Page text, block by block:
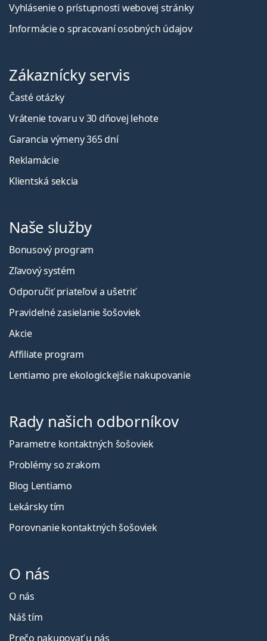
Vyhlásenie o prístupnosti webovej stránky
Informácie o spracovaní osobných údajov
Zákaznícky servis
Časté otázky
Vrátenie tovaru v 30 dňovej lehote
Garancia výmeny 365 dní
Reklamácie
Klientská sekcia
Naše služby
Bonusový program
Zľavový systém
Odporučiť priateľovi a ušetriť
Pravidelné zasielanie šošoviek
Akcie
Affiliate program
Lentiamo pre ekologickejšie nakupovanie
Rady našich odborníkov
Parametre kontaktných šošoviek
Problémy so zrakom
Blog Lentiamo
Lekársky tím
Porovnanie kontaktných šošoviek
O nás
O nás
Náš tím
Prečo nakupovať u nás